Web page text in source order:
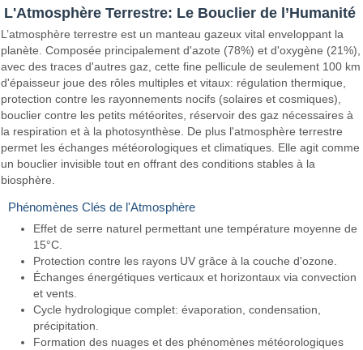
L'Atmosphère Terrestre: Le Bouclier de l’Humanité
L’atmosphère terrestre est un manteau gazeux vital enveloppant la
planète. Composée principalement d'azote (78%) et d'oxygène (21%),
avec des traces d'autres gaz, cette fine pellicule de seulement 100 km
d'épaisseur joue des rôles multiples et vitaux: régulation thermique,
protection contre les rayonnements nocifs (solaires et cosmiques),
bouclier contre les petits météorites, réservoir des gaz nécessaires à
la respiration et à la photosynthèse. De plus l'atmosphère terrestre
permet les échanges météorologiques et climatiques. Elle agit comme
un bouclier invisible tout en offrant des conditions stables à la
biosphère.
Phénomènes Clés de l'Atmosphère
Effet de serre naturel permettant une température moyenne de
15°C.
Protection contre les rayons UV grâce à la couche d'ozone.
Échanges énergétiques verticaux et horizontaux via convection
et vents.
Cycle hydrologique complet: évaporation, condensation,
précipitation.
Formation des nuages et des phénomènes météorologiques